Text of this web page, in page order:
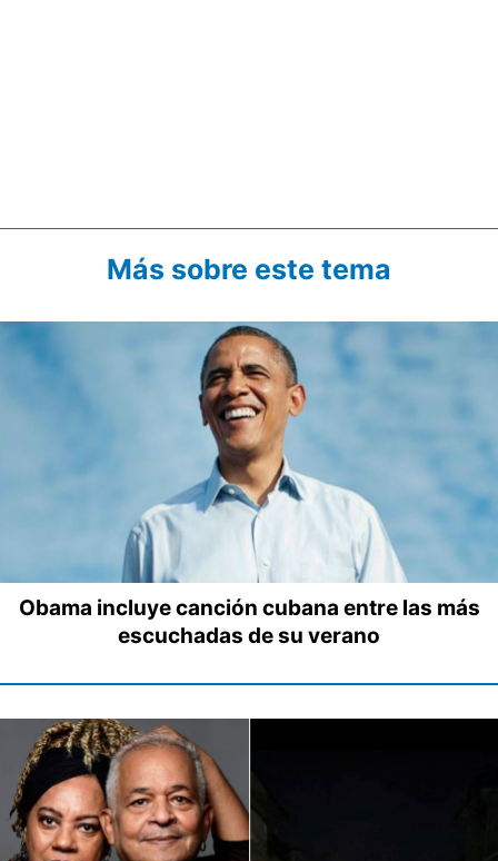
Más sobre este tema
Obama incluye canción cubana entre las más
escuchadas de su verano